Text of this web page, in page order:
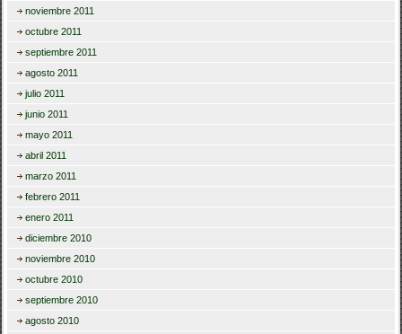
noviembre 2011
octubre 2011
septiembre 2011
agosto 2011
julio 2011
junio 2011
mayo 2011
abril 2011
marzo 2011
febrero 2011
enero 2011
diciembre 2010
noviembre 2010
octubre 2010
septiembre 2010
agosto 2010